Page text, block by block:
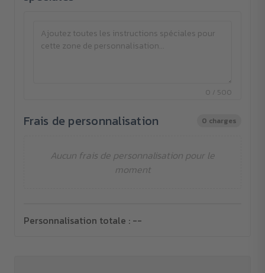
0 / 500
Frais de personnalisation 0 charges
Aucun frais de personnalisation pour le
moment
Personnalisation totale : --